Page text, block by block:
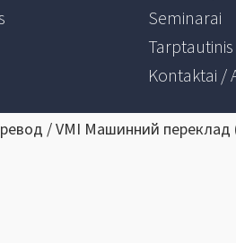
Seminarai
Kontaktai /
/ VMI Машинний переклад